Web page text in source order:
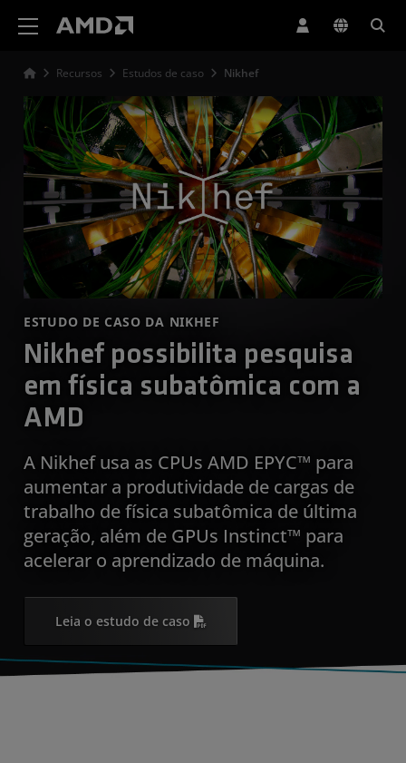
Recursos Estudos de caso Nikhef
ESTUDO DE CASO DA NIKHEF
Nikhef possibilita pesquisa
em física subatômica com a
AMD
A Nikhef usa as CPUs AMD EPYC™ para
aumentar a produtividade de cargas de
trabalho de física subatômica de última
geração, além de GPUs Instinct™ para
acelerar o aprendizado de máquina.
Leia o estudo de caso